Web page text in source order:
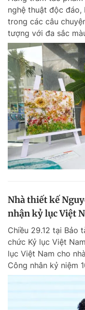
Giấy phép xuất bản số
© 2003-2026 Bản quyền
dưới mọi hình thức nếu
Phát triển bởi ePi
nghệ thuật độc
trong các câu
tượng với đa sắc
Nhà thiết kế
nhận kỷ lục Việt
Chiều 29.12 tại Bảo
chức Kỷ lục Việt
lục Việt Nam cho
Công nhân kỷ niệm